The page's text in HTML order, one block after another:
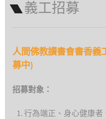
義工招募
人間佛教讀書會書香義
募中)
招募對象：
行為端正、身心健康者